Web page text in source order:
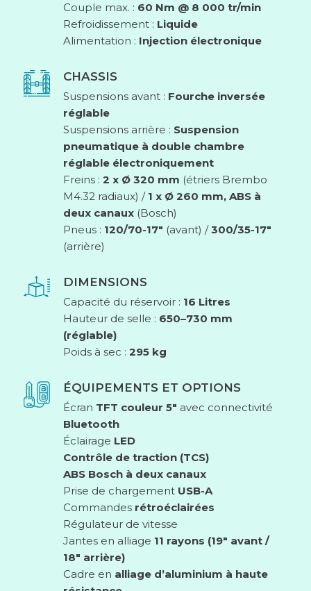
Couple max. : 60 Nm @ 8 000 tr/min
Refroidissement : Liquide
Alimentation : Injection électronique
CHASSIS
Suspensions avant : Fourche inversée
réglable
Suspensions arrière : Suspension
pneumatique à double chambre
réglable électroniquement
Freins : 2 x Ø 320 mm (étriers Brembo
M4.32 radiaux) / 1 x Ø 260 mm, ABS à
deux canaux(Bosch)
Pneus : 120/70-17″ (avant) /300/35-17″
(arrière)
DIMENSIONS
Capacité du réservoir : 16 Litres
Hauteur de selle : 650–730 mm
(réglable)
Poids à sec : 295 kg
ÉQUIPEMENTS ET OPTIONS
Écran TFT couleur 5″ avec connectivité
Bluetooth
Éclairage LED
Contrôle de traction (TCS)
ABS Bosch à deux canaux
Prise de chargement USB-A
Commandes rétroéclairées
Régulateur de vitesse
Jantes en alliage 11 rayons (19″ avant /
18″ arrière)
Cadre en alliage d’aluminium à haute